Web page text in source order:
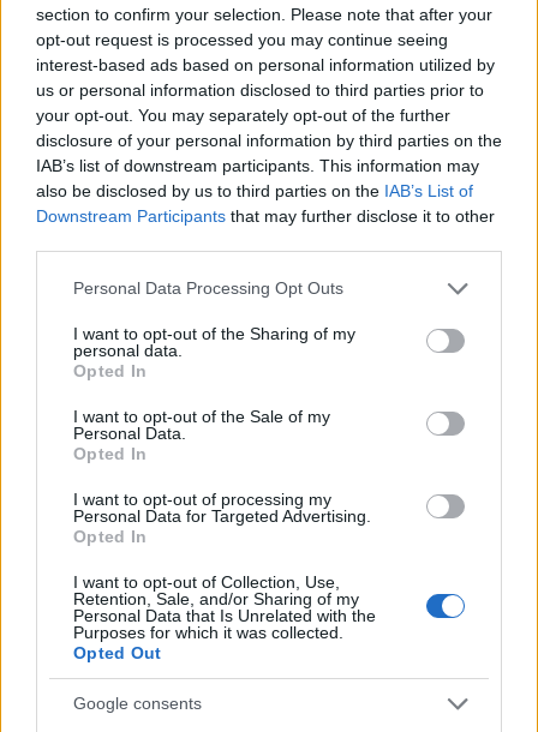
section to confirm your selection. Please note that after your
opt-out request is processed you may continue seeing
interest-based ads based on personal information utilized by
us or personal information disclosed to third parties prior to
your opt-out. You may separately opt-out of the further
disclosure of your personal information by third parties on the
IAB’s list of downstream participants. This information may
also be disclosed by us to third parties on the IAB’s List of
Downstream Participants that may further disclose it to other
Please note that this website/app uses one or more Google
not limited to your visit or usage behaviour. You may click to
grant or deny consent to Google and its third-party tags to
use your data for below specified purposes in below Google
consent section.
Personal Data Processing Opt Outs
I want to opt-out of the Sharing of my
personal data.
Opted In
I want to opt-out of the Sale of my
Personal Data.
Opted In
I want to opt-out of processing my
Personal Data for Targeted Advertising.
Opted In
I want to opt-out of Collection, Use,
Retention, Sale, and/or Sharing of my
Personal Data that Is Unrelated with the
Purposes for which it was collected.
Opted Out
Google consents
Οι επενδυτές πήραν θάρρος και από τα ιδιαίτερα
ενθαρρυντικά στοιχεία για την απασχόληση στις
ΗΠΑ, η οποία παρουσίασενέα άνοδο τον
Απρίλιο,ενώ το ποσοστό ανεργίας παρέμεινε
σταθερό στο 4,3%, υποδεικνύοντας την
ανθεκτικότητα της αγοράς εργασίας και
ενισχύοντας τις προσδοκίες ότι η Fed θα αφήσει
τα επιτόκια αμετάβλητα για κάποιο χρονικό
διάστημα.
Οι μισθοδοσίες εξαιρουμένου του γεωργικού
τομέααυξήθηκαν κατά 115.000 τον περασμένο
, ενώ οικονομολόγοι που συμμετείχαν σε
έρευνα του Reuters είχαν προβλέψει αύξηση των
θέσεων εργασίας κατά 62.000 τον Μάρτιο.